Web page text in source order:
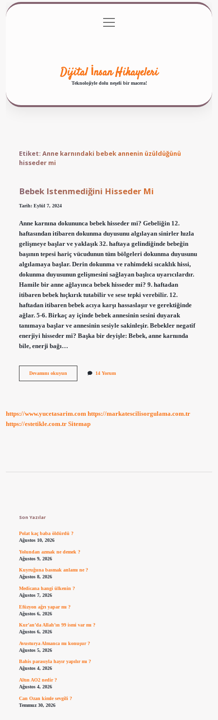
Gizlilik Politikası
menüyü
aç
Dijital İnsan Hikayeleri
Teknolojiyle dolu neşeli bir macera!
Etiket: Anne karnındaki bebek annenin üzüldüğünü
hisseder mi
Bebek Istenmediğini Hisseder Mi
Tarih: Eylül 7, 2024
Anne karnına dokununca bebek hisseder mi? Gebeliğin 12.
haftasından itibaren dokunma duyusunu algılayan sinirler hızla
gelişmeye başlar ve yaklaşık 32. haftaya gelindiğinde bebeğin
başının tepesi hariç vücudunun tüm bölgeleri dokunma duyusunu
algılamaya başlar. Derin dokunma ve rahimdeki sıcaklık hissi,
dokunma duyusunun gelişmesini sağlayan başlıca uyarıcılardır.
Hamile bir anne ağlayınca bebek hisseder mi? 9. haftadan
itibaren bebek hıçkırık tutabilir ve sese tepki verebilir. 12.
haftadan itibaren bebek acıya karşı hassaslaşır ve gerektiğinde
ağlar. 5-6. Birkaç ay içinde bebek annesinin sesini duyarak
tanımaya başlar ve annesinin sesiyle sakinleşir. Bebekler negatif
enerjiyi hisseder mi? Başka bir deyişle: Bebek, anne karnında
bile, enerji bağı…
Devamını okuyunBebek
14 Yorum
https://www.yucetasarim.com https://markatescilisorgulama.com.tr
https://estetikle.com.tr Sitemap
Son Yazılar
Polat kaç baba öldürdü ?
Ağustos 10, 2026
Yolundan azmak ne demek ?
Ağustos 9, 2026
Kuyruğuna basmak anlamı ne ?
Ağustos 8, 2026
Medicana hangi ülkenin ?
Ağustos 7, 2026
Efüzyon ağrı yapar mı ?
Ağustos 6, 2026
Kur’an’da Allah’ın 99 ismi var mı ?
Ağustos 6, 2026
Avusturya Almanca mı konuşur ?
Ağustos 5, 2026
Bahis parasıyla hayır yapılır mı ?
Ağustos 4, 2026
Altın AO2 nedir ?
Ağustos 4, 2026
Can Ozan kimle sevgili ?
Temmuz 30, 2026